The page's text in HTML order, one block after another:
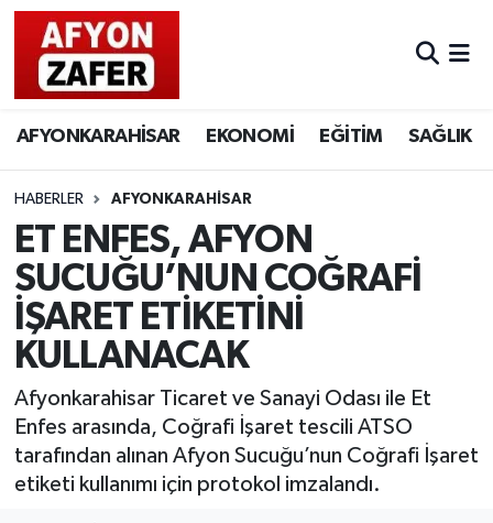
AFYONKARAHİSAR EKONOMİ EĞİTİM SAĞLIK
HABERLER AFYONKARAHİSAR
ET ENFES, AFYON
SUCUĞU’NUN COĞRAFİ
İŞARET ETİKETİNİ
KULLANACAK
Afyonkarahisar Ticaret ve Sanayi Odası ile Et
Enfes arasında, Coğrafi İşaret tescili ATSO
tarafından alınan Afyon Sucuğu’nun Coğrafi İşaret
etiketi kullanımı için protokol imzalandı.